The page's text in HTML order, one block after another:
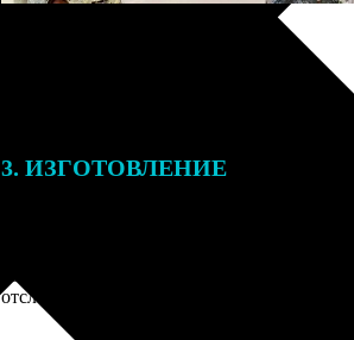
3. ИЗГОТОВЛЕНИЕ
отслеживания.